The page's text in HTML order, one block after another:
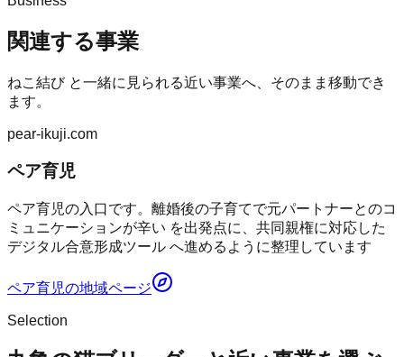
関連する事業
ねこ結びと一緒に見られる近い事業へ、そのまま移動でき
ます。
pear-ikuji.com
ペア育児
ペア育児の入口です。離婚後の子育てで元パートナーとのコ
ミュニケーションが辛い を出発点に、共同親権に対応した
デジタル合意形成ツール へ進めるように整理しています
ペア育児の地域ページ
Selection